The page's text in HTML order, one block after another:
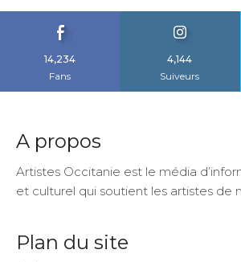
14,234
Fans
4,144
Suiveurs
A propos
Artistes Occitanie est le média
et culturel qui soutient les artistes de
Plan du site